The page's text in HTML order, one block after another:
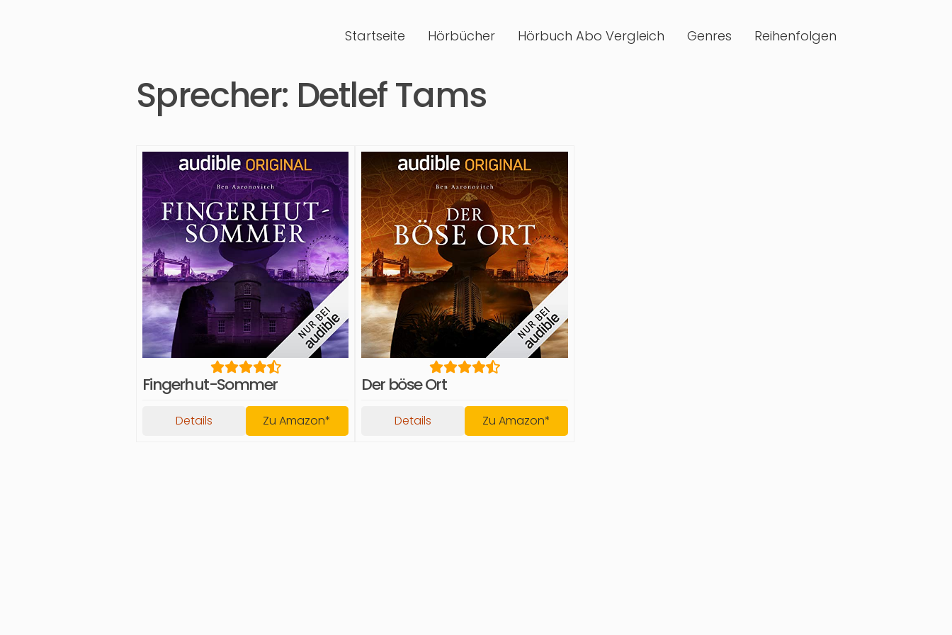
Startseite Hörbücher Hörbuch Abo Vergleich Genres Reihenfolgen
Sprecher: Detlef Tams
Fingerhut-Sommer
Details Zu Amazon*
Der böse Ort
Details Zu Amazon*